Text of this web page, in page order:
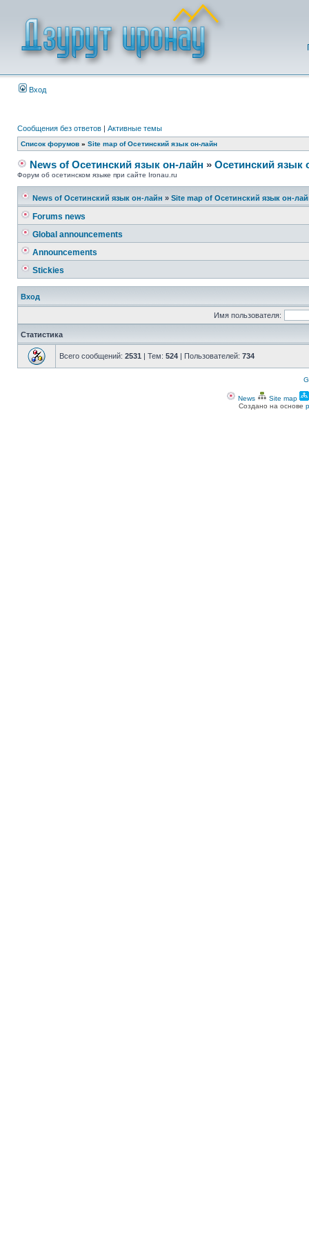
Вход
Сообщения без ответов | Активные темы
Список форумов » Site map of Осетинский язык он-лайн
News of Осетинский язык он-лайн » Осетинский язык
Форум об осетинском языке при сайте Ironau.ru
News of Осетинский язык он-лайн » Site map of Осетинский язык он-
Forums news
Global announcements
Announcements
Stickies
Вход
Имя пользователя:
Статистика
Всего сообщений: 2531 | Тем: 524 | Пользователей: 734
News Site map
Создано на основе